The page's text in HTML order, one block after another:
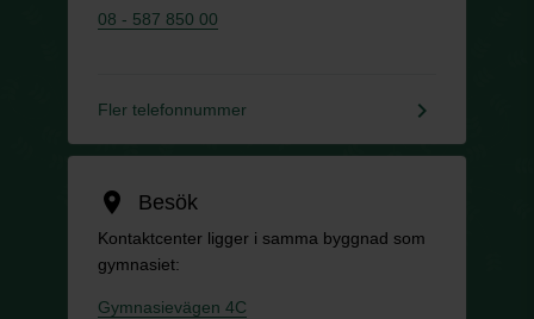
08 - 587 850 00
Fler telefonnummer keyboard_arrow_right
location_on Besök
Kontaktcenter ligger i samma byggnad som
gymnasiet:
Gymnasievägen 4C